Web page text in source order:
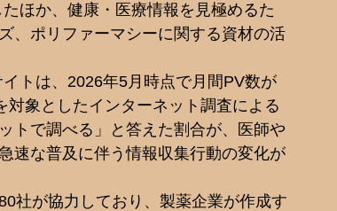
ほか、健康・医療情報を見極めるた
、ポリファーマシーに関する資材の活
トは、2026年5月時点で月間PV数が
象としたインターネット調査による
トで調べる」と答えた割合が、医師や
速な普及に伴う情報収集行動の変化が
社が協力しており、製薬企業が作成す